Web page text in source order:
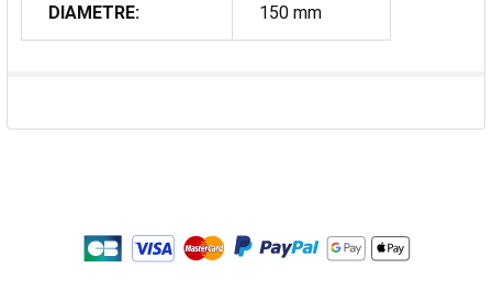
DIAMETRE: 150 mm